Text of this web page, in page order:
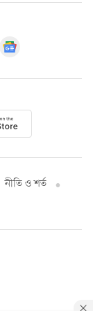
নীতি ও শর্ত